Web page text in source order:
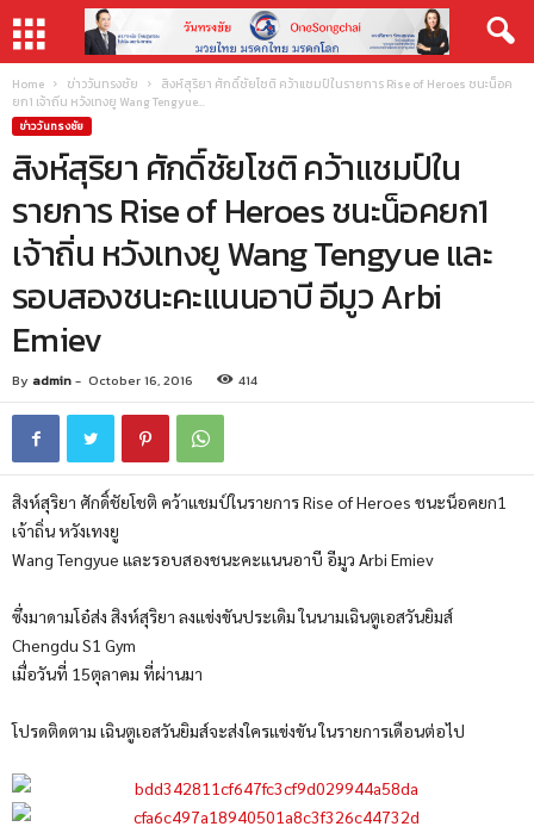
Home ข่าววันทรงชัย
สิงห์สุริยา ศักดิ์ชัยโชติ คว้าแชมป์ในรายการ Rise of Heroes ชนะน็อค
ยก1 เจ้าถิ่น หวังเทงยู Wang Tengyue...
ข่าววันทรงชัย
สิงห์สุริยา ศักดิ์ชัยโชติ คว้าแชมป์ใน
รายการ Rise of Heroes ชนะน็อคยก1
เจ้าถิ่น หวังเทงยู Wang Tengyue และ
รอบสองชนะคะแนนอาบี อีมูว Arbi
Emiev
By admin- October 16, 2016 414
สิงห์สุริยา ศักดิ์ชัยโชติ คว้าแชมป์ในรายการ Rise of Heroes ชนะน็อคยก1
เจ้าถิ่น หวังเทงยู
Wang Tengyue และรอบสองชนะคะแนนอาบี อีมูว Arbi Emiev
ซึ่งมาดามโอ๋ส่ง สิงห์สุริยา ลงแข่งขันประเดิม ในนามเฉินตูเอสวันยิมส์
Chengdu S1 Gym
เมื่อวันที่ 15ตุลาคม ที่ผ่านมา
โปรดติดตาม เฉินตูเอสวันยิมส์จะส่งใครแข่งขัน ในรายการเดือนต่อไป